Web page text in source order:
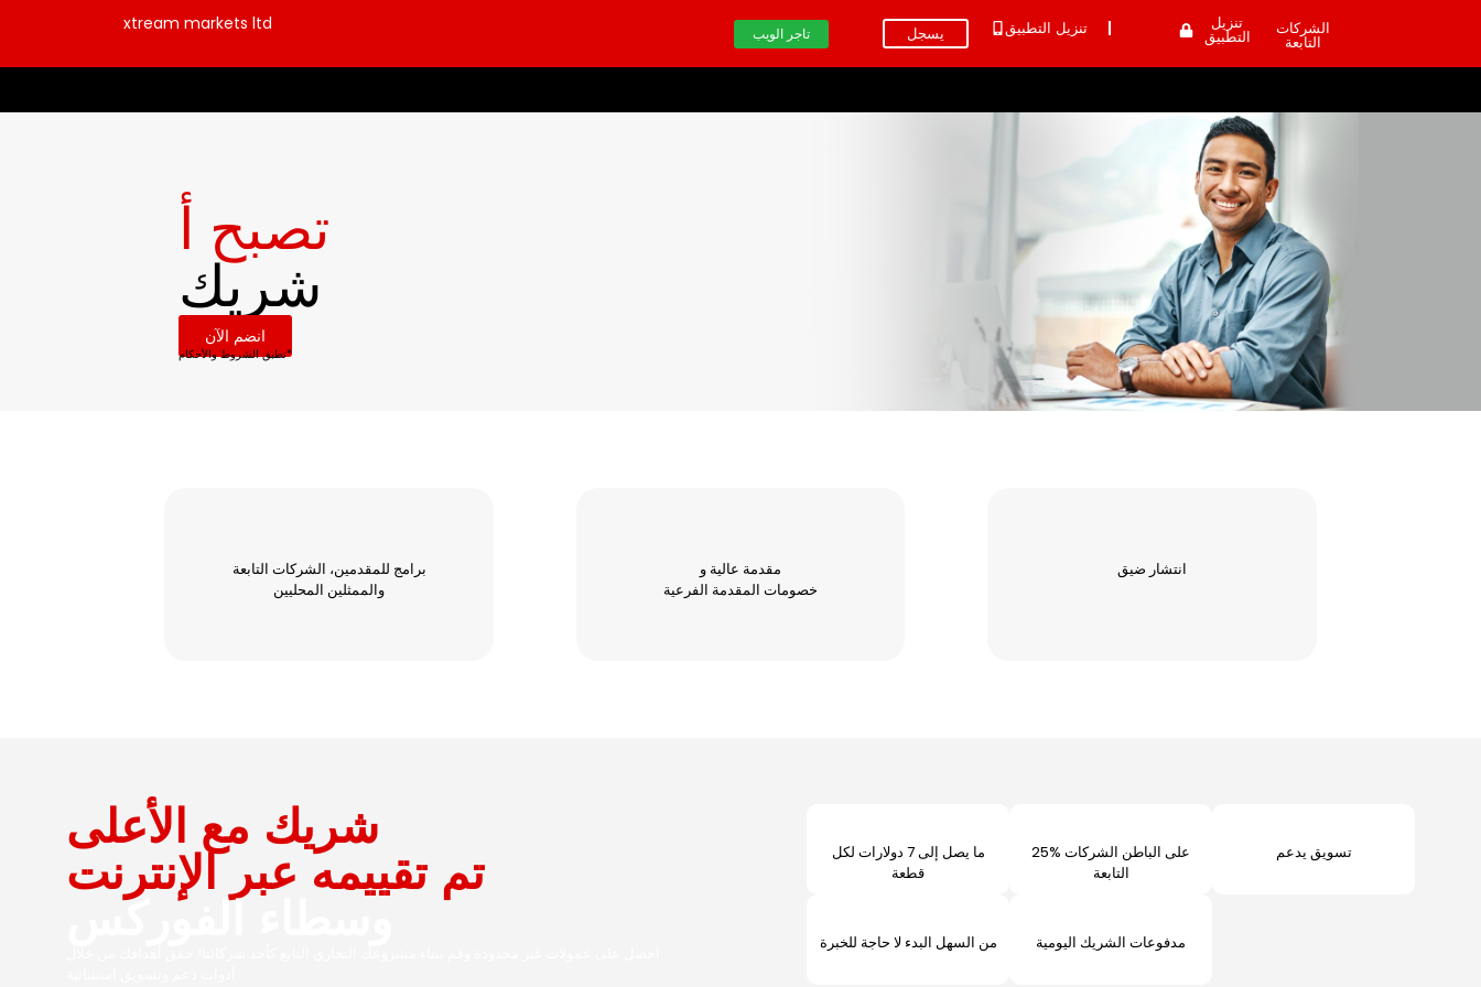
xtream markets ltd تاجر الويب يسجل تنزيل التطبيق
تنزيل
التطبيق
الشركات
التابعة
تصبح أ
شريك
انضم الآن
تطبق الشروط والأحكام*
برامج للمقدمين، الشركات التابعة
والممثلين المحليين
مقدمة عالية و
خصومات المقدمة الفرعية
انتشار ضيق
شريك مع الأعلى
تم تقييمه عبر الإنترنت
وسطاء الفوركس
ما يصل إلى 7 دولارات لكل
قطعة
25% على الباطن الشركات
التابعة
تسويق يدعم
من السهل البدء لا حاجة للخبرة مدفوعات الشريك اليومية